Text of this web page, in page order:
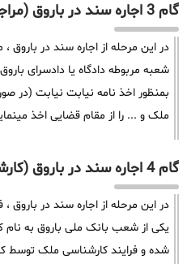
گام 3 اجاره سند در باروق (مراجعه به شعبه)
در این مرحله از اجاره سند در باروق
شعبه مربوطه دادگاه یا دادسرای
بمنظور اخذ نامه نیابت نیابت (در
ملک و ... را از مقام قضایی اخذ
گام 4 اجاره سند در باروق (کارشناسی ملک)
در این مرحله از اجاره سند در
یکی از شعب بانک ملی باروق به نام
شده و فرایند کارشناسی ملک توسط